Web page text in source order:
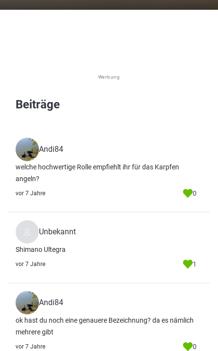
Werbung
Beiträge
Andi84
welche hochwertige Rolle empfiehlt ihr für das Karpfen
angeln?
vor 7 Jahre 0
Unbekannt
Shimano Ultegra
vor 7 Jahre 1
Andi84
ok hast du noch eine genauere Bezeichnung? da es nämlich
mehrere gibt
vor 7 Jahre 0